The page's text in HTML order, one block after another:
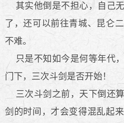
其实他倒是不担心，自己
了，还可以前往青城、昆仑
不难。
只是不知如今是何等年代
门下，三次斗剑是否开始！
三次斗剑之前，天下倒还
剑的时间，才会变得混乱起